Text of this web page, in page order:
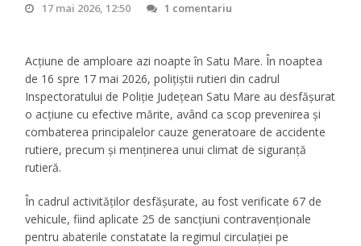
17 mai 2026, 12:50 1 comentariu
Acţiune de amploare azi noapte în Satu Mare. În noaptea
de 16 spre 17 mai 2026, polițiștii rutieri din cadrul
Inspectoratului de Poliție Județean Satu Mare au desfășurat
o acțiune cu efective mărite, având ca scop prevenirea și
combaterea principalelor cauze generatoare de accidente
rutiere, precum și menținerea unui climat de siguranță
rutieră.
În cadrul activităților desfășurate, au fost verificate 67 de
vehicule, fiind aplicate 25 de sancțiuni contravenționale
pentru abaterile constatate la regimul circulației pe